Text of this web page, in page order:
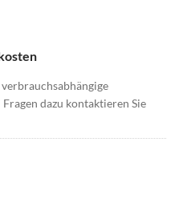
dazu kontaktieren Sie